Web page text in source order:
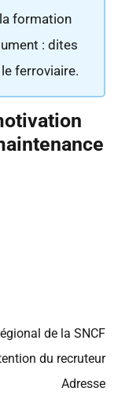
formation
: dites
ferroviaire.
de la SNCF
du recruteur
Adresse